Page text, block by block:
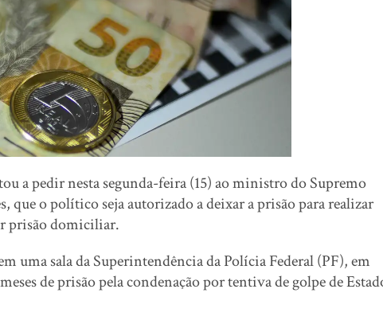
a pedir nesta segunda-feira (15) ao ministro do Supremo
que o político seja autorizado a deixar a prisão para realizar
prisão domiciliar.
uma sala da Superintendência da Polícia Federal (PF), em
de prisão pela condenação por tentiva de golpe de